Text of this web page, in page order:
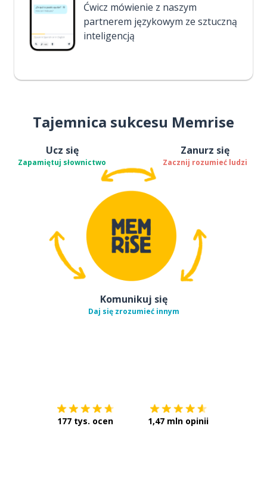
Ćwicz mówienie z naszym
partnerem językowym ze sztuczną
inteligencją
Tajemnica sukcesu Memrise
Ucz się
Zapamiętuj słownictwo
Zanurz się
Zacznij rozumieć ludzi
Komunikuj się
Daj się zrozumieć innym
177 tys. ocen 1,47 mln opinii